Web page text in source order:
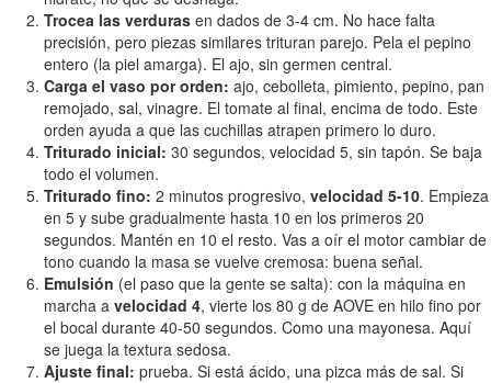
Trocea las verduras en dados de 3-4 cm. No hace falta
precisión, pero piezas similares trituran parejo. Pela el pepino
entero (la piel amarga). El ajo, sin germen central.
Carga el vaso por orden: ajo, cebolleta, pimiento, pepino, pan
remojado, sal, vinagre. El tomate al final, encima de todo. Este
orden ayuda a que las cuchillas atrapen primero lo duro.
Triturado inicial: 30 segundos, velocidad 5, sin tapón. Se baja
todo el volumen.
Triturado fino: 2 minutos progresivo, velocidad 5-10. Empieza
en 5 y sube gradualmente hasta 10 en los primeros 20
segundos. Mantén en 10 el resto. Vas a oír el motor cambiar de
tono cuando la masa se vuelve cremosa: buena señal.
Emulsión (el paso que la gente se salta): con la máquina en
marcha a velocidad 4, vierte los 80 g de AOVE en hilo fino por
el bocal durante 40-50 segundos. Como una mayonesa. Aquí
se juega la textura sedosa.
Ajuste final: prueba. Si está ácido, una pizca más de sal. Si